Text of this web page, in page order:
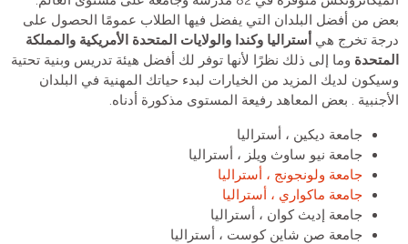
بعض من أفضل البلدان التي يفضل فيها الطلاب عمومًا الحصول على
درجة تخرج هي أستراليا وكندا والولايات المتحدة الأمريكية والمملكة
المتحدةوما إلى ذلك نظرًا لأنها توفر لك أفضل هيئة تدريس وبنية تحتية
وسيكون لديك المزيد من الخيارات لبدء حياتك المهنية في البلدان
الأجنبية . بعض المعاهد رفيعة المستوى مذكورة أدناه.
جامعة ديكين ، أستراليا
جامعة نيو ساوث ويلز ، أستراليا
جامعة ولونجونج ، أستراليا
جامعة ماكواري ، أستراليا
جامعة إديث كوان ، أستراليا
جامعة صن شاين كوست ، أستراليا